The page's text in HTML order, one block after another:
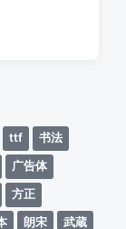
ttf
书法
广告体
方正
朗宋
武蔵